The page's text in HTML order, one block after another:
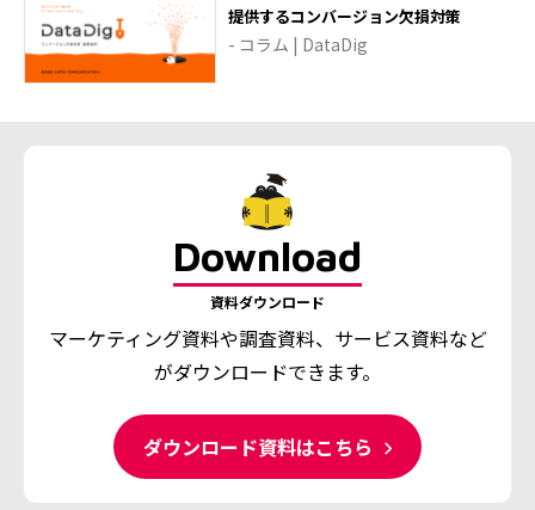
提供するコンバージョン欠損対策
- コラム | DataDig
Download
資料ダウンロード
マーケティング資料や調査資料、 サービス資料など
がダウンロードできます。
ダウンロード資料はこちら